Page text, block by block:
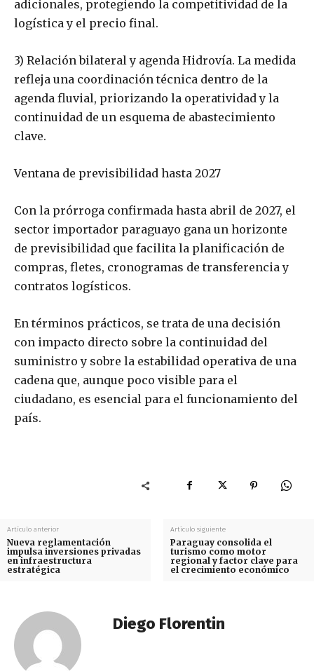
adicionales, protegiendo la competitividad de la
logística y el precio final.
3) Relación bilateral y agenda Hidrovía. La medida
refleja una coordinación técnica dentro de la
agenda fluvial, priorizando la operatividad y la
continuidad de un esquema de abastecimiento
clave.
Ventana de previsibilidad hasta 2027
Con la prórroga confirmada hasta abril de 2027, el
sector importador paraguayo gana un horizonte
de previsibilidad que facilita la planificación de
compras, fletes, cronogramas de transferencia y
contratos logísticos.
En términos prácticos, se trata de una decisión
con impacto directo sobre la continuidad del
suministro y sobre la estabilidad operativa de una
cadena que, aunque poco visible para el
ciudadano, es esencial para el funcionamiento del
país.
Artículo anterior
Nueva reglamentación
impulsa inversiones privadas
en infraestructura
estratégica
Artículo siguiente
Paraguay consolida el
turismo como motor
regional y factor clave para
el crecimiento económico
Diego Florentin